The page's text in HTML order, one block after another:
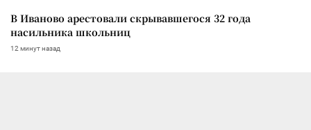
В Иваново арестовали скрывавшегося 32 года
насильника школьниц
12 минут назад